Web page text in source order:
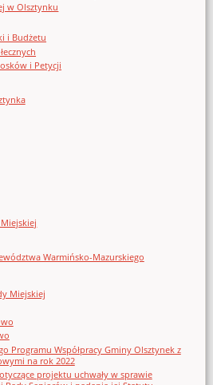
w Olsztynku
i Budżetu
i Petycji
Warmińsko-Mazurskiego
Miejskiej
Programu Współpracy Gminy Olsztynek z
na rok 2022
projektu uchwały w sprawie